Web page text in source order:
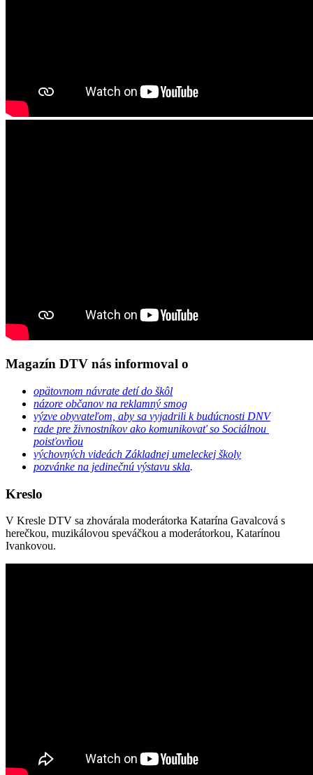
Magazín DTV nás informoval o
opätovnom návrate detí do škôl
názore občanov na reklamný smog
výzve obyvateľom, aby sa vyjadrili k budúcnosti DNV
rade pre živnostníkov ako komunikovať so Sociálnou
poisťovňou
výchovných videách Základnej umeleckej školy
pozvánke na jedinečnú výstavu skla.
Kreslo
V Kresle DTV sa zhovárala moderátorka Katarína Gavalcová s
herečkou, muzikálovou speváčkou a moderátorkou, Katarínou
Ivankovou.